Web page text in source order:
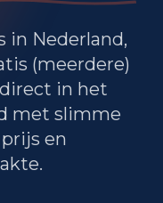
26.775
9.355
in Nederland,
(meerdere)
in het
met slimme
en